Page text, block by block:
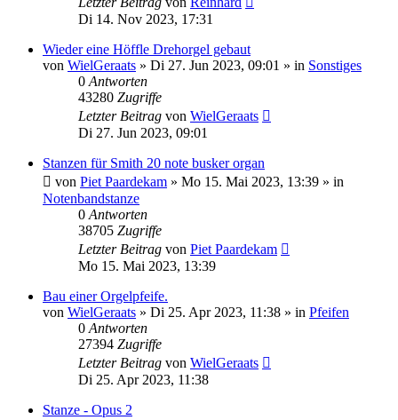
Di 14. Nov 2023, 17:31
Wieder eine Höffle Drehorgel gebaut
von WielGeraats » Di 27. Jun 2023, 09:01 » in Sonstiges
0Antworten
43280 Zugriffe
Letzter Beitrag von WielGeraats
Di 27. Jun 2023, 09:01
Stanzen für Smith 20 note busker organ
von Piet Paardekam » Mo 15. Mai 2023, 13:39 » in
Notenbandstanze
0Antworten
38705 Zugriffe
Letzter Beitrag von Piet Paardekam
Mo 15. Mai 2023, 13:39
Bau einer Orgelpfeife.
von WielGeraats » Di 25. Apr 2023, 11:38 » in Pfeifen
0Antworten
27394 Zugriffe
Letzter Beitrag von WielGeraats
Di 25. Apr 2023, 11:38
Stanze - Opus 2